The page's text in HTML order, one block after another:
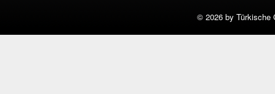
© 2026 by Türkische